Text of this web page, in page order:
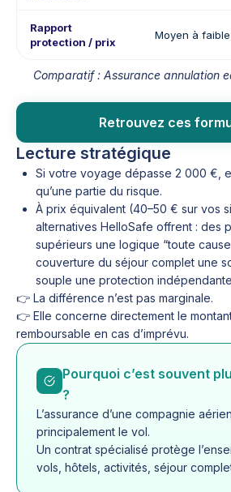
Rapport
protection / prix
Moyen à
Comparatif : Assurance annulation
Retrouvez ces
Lecture stratégique
Si votre voyage dépasse 2 000 €,
qu’une partie du risque.
À prix équivalent (40–50 € sur vos
alternatives HelloSafe offrent : des
supérieurs une logique “toute
couverture du séjour complet une
souple une protection
👉 La différence n’est pas marginale.
👉 Elle concerne directement le
remboursable en cas d’imprévu.
Pourquoi c’est souvent
?
L’assurance d’une compagnie
principalement le vol.
Un contrat spécialisé protège
vols, hôtels, activités, séjour